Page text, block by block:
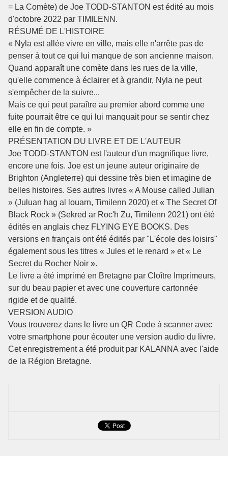
= La Comète) de Joe TODD-STANTON est édité au mois
d'octobre 2022 par TIMILENN.
RÉSUMÉ DE L'HISTOIRE
« Nyla est allée vivre en ville, mais elle n'arrête pas de
penser à tout ce qui lui manque de son ancienne maison.
Quand apparaît une comète dans les rues de la ville,
qu'elle commence à éclairer et à grandir, Nyla ne peut
s'empêcher de la suivre...
Mais ce qui peut paraître au premier abord comme une
fuite pourrait être ce qui lui manquait pour se sentir chez
elle en fin de compte. »
PRÉSENTATION DU LIVRE ET DE L'AUTEUR
Joe TODD-STANTON est l'auteur d'un magnifique livre,
encore une fois. Joe est un jeune auteur originaire de
Brighton (Angleterre) qui dessine très bien et imagine de
belles histoires. Ses autres livres « A Mouse called Julian
» (Juluan hag al louarn, Timilenn 2020) et « The Secret Of
Black Rock » (Sekred ar Roc'h Zu, Timilenn 2021) ont été
édités en anglais chez FLYING EYE BOOKS. Des
versions en français ont été édités par "L'école des loisirs"
également sous les titres « Jules et le renard » et « Le
Secret du Rocher Noir ».
Le livre a été imprimé en Bretagne par Cloître Imprimeurs,
sur du beau papier et avec une couverture cartonnée
rigide et de qualité.
VERSION AUDIO
Vous trouverez dans le livre un QR Code à scanner avec
votre smartphone pour écouter une version audio du livre.
Cet enregistrement a été produit par KALANNA avec l'aide
de la Région Bretagne.